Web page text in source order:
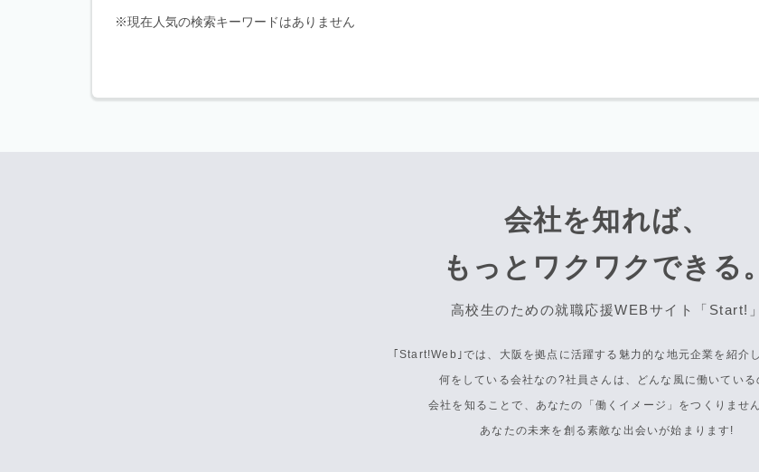
※現在人気の検索キーワードはありません
会社を知れば、
もっとワクワクできる。
高校生のための就職応援WEBサイト「Start!」
｢Start!Web｣では、大阪を拠点に活躍する 魅力的な地元企業を紹介
何をしている会社なの?社員さんは、どんな風に働いている
会社を知ることで、 あなたの「働くイメージ」をつくりません
あなたの未来を創る素敵な出会いが始まります!